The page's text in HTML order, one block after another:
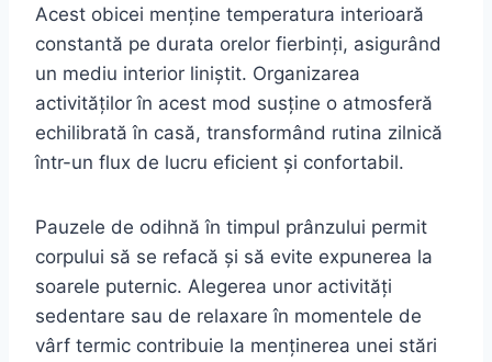
Acest obicei menține temperatura interioară
constantă pe durata orelor fierbinți, asigurând
un mediu interior liniștit. Organizarea
activităților în acest mod susține o atmosferă
echilibrată în casă, transformând rutina zilnică
într-un flux de lucru eficient și confortabil.
Pauzele de odihnă în timpul prânzului permit
corpului să se refacă și să evite expunerea la
soarele puternic. Alegerea unor activități
sedentare sau de relaxare în momentele de
vârf termic contribuie la menținerea unei stări